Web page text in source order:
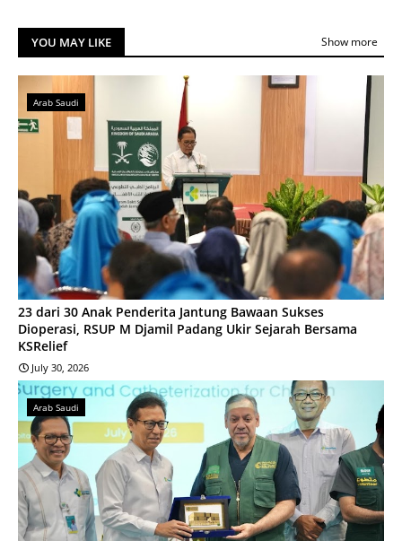
YOU MAY LIKE Show more
Arab Saudi
23 dari 30 Anak Penderita Jantung Bawaan Sukses
Dioperasi, RSUP M Djamil Padang Ukir Sejarah Bersama
KSRelief
July 30, 2026
Arab Saudi